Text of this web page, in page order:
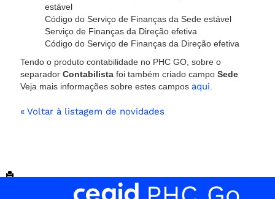
estável
Código do Serviço de Finanças da Sede estável
Serviço de Finanças da Direção efetiva
Código do Serviço de Finanças da Direção efetiva
Tendo o produto contabilidade no PHC GO, sobre o
separador Contabilista foi também criado campo Sede
Veja mais informações sobre estes campos aqui
« Voltar à listagem de novidades